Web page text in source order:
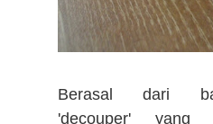
Berasal dari
'decouper' yang